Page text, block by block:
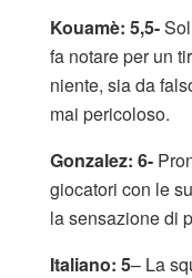
Kouamè: 5,5-
fa notare per un
niente, sia da
mai pericoloso.
Gonzalez: 6-
giocatori con le
la sensazione di
Italiano: 5– La